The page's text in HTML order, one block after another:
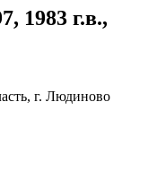
1983 г.в.,
г. Людиново